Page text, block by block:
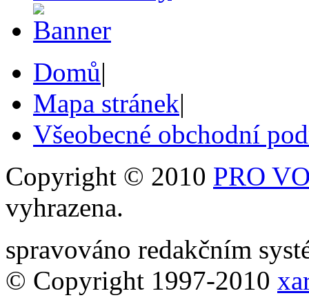
Domů|
Mapa stránek|
Všeobecné obchodní
Copyright © 2010 PRO
vyhrazena.
spravováno redakčním
© Copyright 1997-2010